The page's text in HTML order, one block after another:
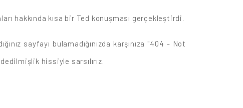
hakkında kısa bir Ted konuşması gerçekleştirdi.
sayfayı bulamadığınızda karşınıza "404 - Not
hissiyle sarsılırız.